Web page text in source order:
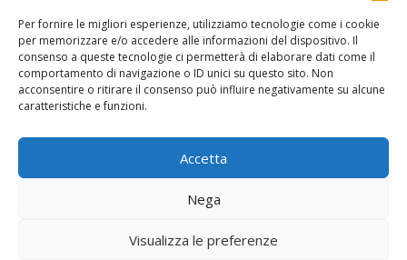
Per fornire le migliori esperienze, utilizziamo tecnologie come i cookie
per memorizzare e/o accedere alle informazioni del dispositivo. Il
consenso a queste tecnologie ci permetterà di elaborare dati come il
comportamento di navigazione o ID unici su questo sito. Non
acconsentire o ritirare il consenso può influire negativamente su alcune
caratteristiche e funzioni.
Accetta
Nega
Visualizza le preferenze
reCAPTCHA Google’s Privacy Policy and
© 2026 Fratelli Pinci by Fonderia Fattorini